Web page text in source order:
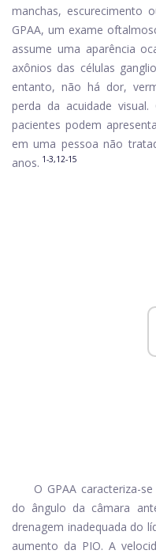
manchas, escurecimento
GPAA, um exame
assume uma aparência
axônios das células
entanto, não há dor,
perda da acuidade
pacientes podem
em uma pessoa não
anos. 1-3,12-15
O GPAA caracteriza-
do ângulo da câmara
drenagem inadequada do
aumento da PIO. A